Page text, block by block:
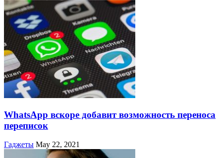
WhatsApp вскоре добавит возможность переноса
переписок
Гаджеты May 22, 2021